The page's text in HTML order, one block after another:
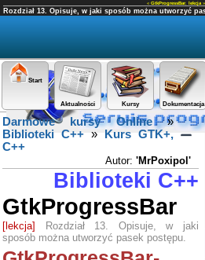
« GtkProgressBar, lekcja »
Rozdział 13. Opisuje, w jaki sposób można utworzyć
Start
Aktualności Kursy Dokumentacja
Darmowe kursy Online»
Biblioteki C++ »
Kurs GTK+,
C++
Autor: 'MrPoxipol'
Biblioteki C++
GtkProgressBar
[lekcja]
Rozdział 13. Opisuje, w jaki
sposób można utworzyć pasek postępu.